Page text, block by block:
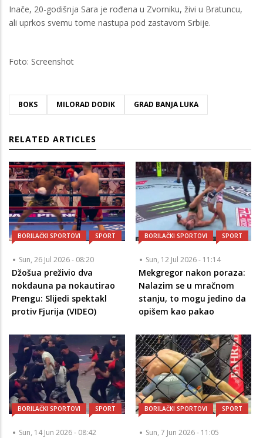
Inače, 20-godišnja Sara je rođena u Zvorniku, živi u Bratuncu,
ali uprkos svemu tome nastupa pod zastavom Srbije.
Foto: Screenshot
BOKS MILORAD DODIK GRAD BANJA LUKA
RELATED ARTICLES
BORILAČKI SPORTOVI SPORT
Sun, 26 Jul 2026 - 08:20
Džošua preživio dva
nokdauna pa nokautirao
Prengu: Slijedi spektakl
protiv Fjurija (VIDEO)
BORILAČKI SPORTOVI SPORT
Sun, 12 Jul 2026 - 11:14
Mekgregor nakon poraza:
Nalazim se u mračnom
stanju, to mogu jedino da
opišem kao pakao
BORILAČKI SPORTOVI SPORT
Sun, 14 Jun 2026 - 08:42
BORILAČKI SPORTOVI SPORT
Sun, 7 Jun 2026 - 11:05